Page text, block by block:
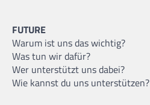
FUTURE
Warum ist uns das wichtig?
Was tun wir dafür?
Wer unterstützt uns dabei?
Wie kannst du uns unterstützen?